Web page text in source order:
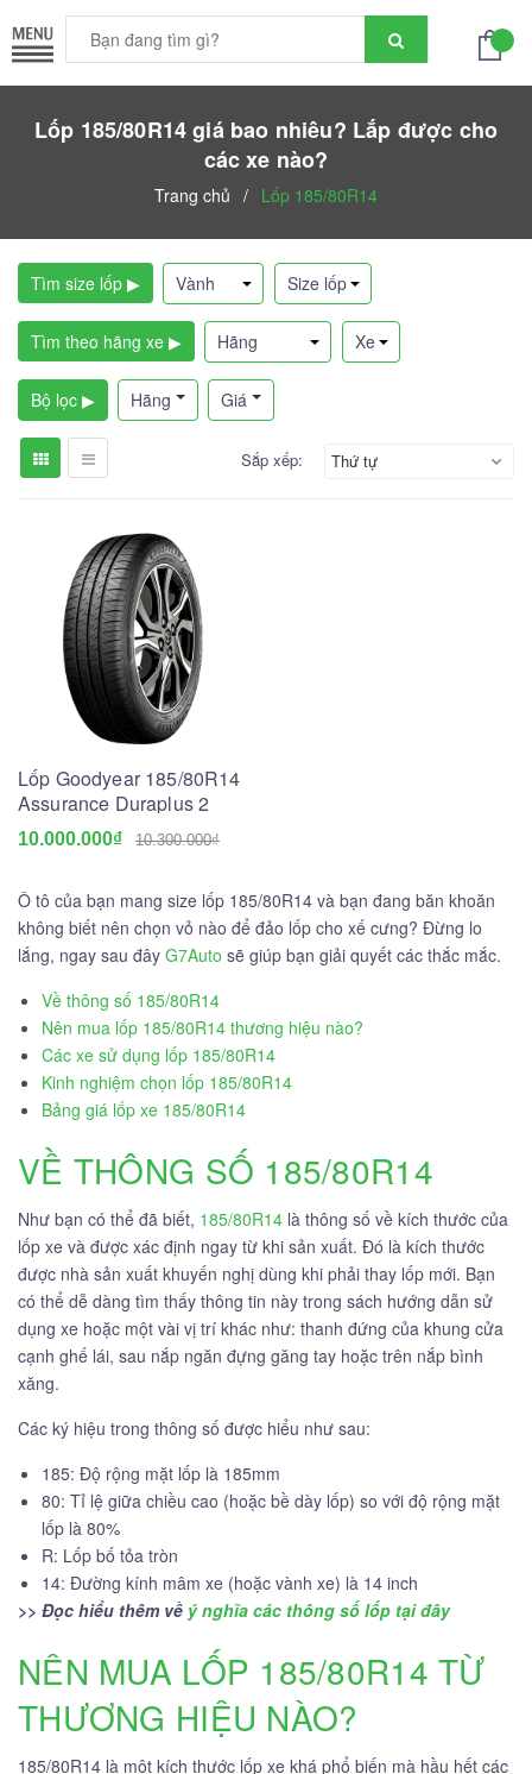
Lốp 185/80R14 giá bao nhiêu? Lắp được cho
các xe nào?
Trang chủ / Lốp 185/80R14
Tìm size lốp ▶
Tìm theo hãng xe ▶
Bộ lọc ▶ Hãng Giá
Sắp xếp: Thứ tự
Lốp Goodyear 185/80R14
Assurance Duraplus 2
10.000.000₫ 10.300.000₫
Ô tô của bạn mang size lốp 185/80R14 và bạn đang băn khoăn
không biết nên chọn vỏ nào để đảo lốp cho xế cưng? Đừng lo
lắng, ngay sau đây G7Auto sẽ giúp bạn giải quyết các thắc mắc.
Về thông số 185/80R14
Nên mua lốp 185/80R14 thương hiệu nào?
Các xe sử dụng lốp 185/80R14
Kinh nghiệm chọn lốp 185/80R14
Bảng giá lốp xe 185/80R14
VỀ THÔNG SỐ 185/80R14
Như bạn có thể đã biết, 185/80R14 là thông số về kích thước của
lốp xe và được xác định ngay từ khi sản xuất. Đó là kích thước
được nhà sản xuất khuyến nghị dùng khi phải thay lốp mới. Bạn
có thể dễ dàng tìm thấy thông tin này trong sách hướng dẫn sử
dụng xe hoặc một vài vị trí khác như: thanh đứng của khung cửa
cạnh ghế lái, sau nắp ngăn đựng găng tay hoặc trên nắp bình
xăng.
Các ký hiệu trong thông số được hiểu như sau:
185: Độ rộng mặt lốp là 185mm
80: Tỉ lệ giữa chiều cao (hoặc bề dày lốp) so với độ rộng mặt
lốp là 80%
R: Lốp bố tỏa tròn
14: Đường kính mâm xe (hoặc vành xe) là 14 inch
>> Đọc hiểu thêm về ý nghĩa các thông số lốp tại đây
NÊN MUA LỐP 185/80R14 TỪ
THƯƠNG HIỆU NÀO?
185/80R14 là một kích thước lốp xe khá phổ biến mà hầu hết các